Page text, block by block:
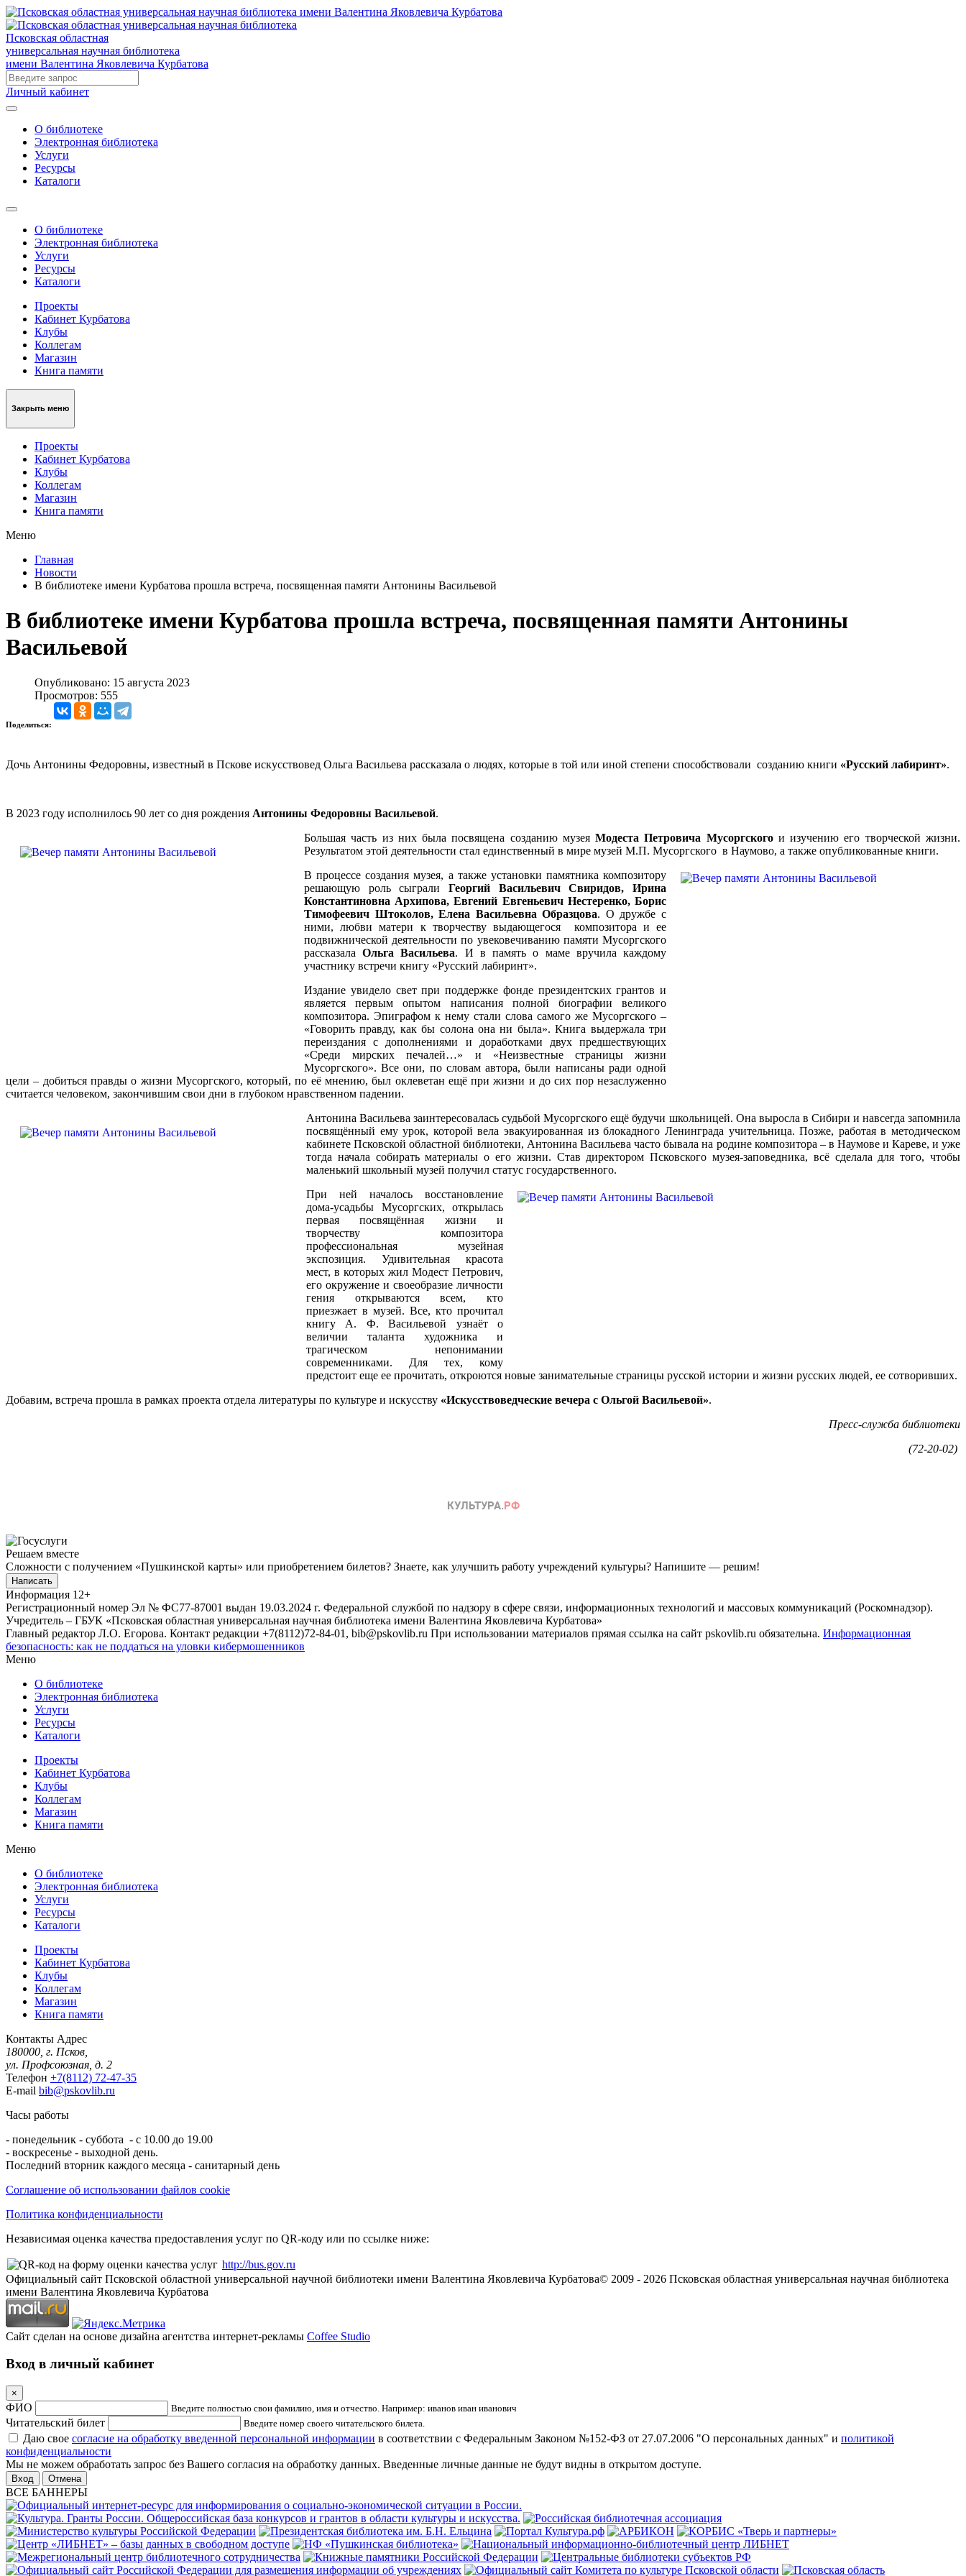
Псковская областная
универсальная научная библиотека
имени Валентина Яковлевича Курбатова
Личный кабинет
О библиотеке
Электронная библиотека
Услуги
Ресурсы
Каталоги
О библиотеке
Электронная библиотека
Услуги
Ресурсы
Каталоги
Проекты
Кабинет Курбатова
Клубы
Коллегам
Магазин
Книга памяти
Закрыть меню
Проекты
Кабинет Курбатова
Клубы
Коллегам
Магазин
Книга памяти
Меню
Главная
Новости
В библиотеке имени Курбатова прошла встреча, посвященная памяти Антонины Васильевой
В библиотеке имени Курбатова прошла встреча, посвященная памяти Антонины
Васильевой
Опубликовано: 15 августа 2023
Просмотров: 555
Поделиться:
Дочь Антонины Федоровны, известный в Пскове искусствовед Ольга Васильева рассказала о людях, которые в той или иной степени способствовали созданию книги «Русский лабиринт».
В 2023 году исполнилось 90 лет со дня рождения Антонины Федоровны Васильевой.
Большая часть из них была посвящена созданию музеяМодеста Петровича Мусоргскогои изучению его творческой жизни.
Результатом этой деятельности стал единственный в мире музей М.П. Мусоргского в Наумово, а также опубликованные книги.
В процессе создания музея, а также установки памятника композитору
решающую роль сыграли Георгий Васильевич Свиридов, Ирина
Константиновна Архипова, Евгений Евгеньевич Нестеренко, Борис
Тимофеевич Штоколов, Елена Васильевна Образцова. О дружбе с
ними, любви матери к творчеству выдающегося композитора и ее
подвижнической деятельности по увековечиванию памяти Мусоргского
рассказалаОльга Васильева. И в память о маме вручила каждому
участнику встречи книгу «Русский лабиринт».
Издание увидело свет при поддержке фонде президентских грантов и
является первым опытом написания полной биографии великого
композитора. Эпиграфом к нему стали слова самого же Мусоргского –
«Говорить правду, как бы солона она ни была». Книга выдержала три
переиздания с дополнениями и доработками двух предшествующих
«Среди мирских печалей…» и «Неизвестные страницы жизни
Мусоргского». Все они, по словам автора, были написаны ради одной
цели – добиться правды о жизни Мусоргского, который, по её мнению, был оклеветан ещё при жизни и до сих пор незаслуженно
считается человеком, закончившим свои дни в глубоком нравственном падении.
Антонина Васильева заинтересовалась судьбой Мусоргского ещё будучи школьницей. Она выросла в Сибири и навсегда запомнила
посвящённый ему урок, которой вела эвакуированная из блокадного Ленинграда учительница. Позже, работая в методическом
кабинете Псковской областной библиотеки, Антонина Васильева часто бывала на родине композитора – в Наумове и Кареве, и уже
тогда начала собирать материалы о его жизни. Став директором Псковского музея-заповедника, всё сделала для того, чтобы
маленький школьный музей получил статус государственного.
При ней началось восстановление
дома-усадьбы Мусоргских, открылась
первая посвящённая жизни и
творчеству композитора
профессиональная музейная
экспозиция. Удивительная красота
мест, в которых жил Модест Петрович,
его окружение и своеобразие личности
гения открываются всем, кто
приезжает в музей. Все, кто прочитал
книгу А. Ф. Васильевой узнаёт о
величии таланта художника и
трагическом непонимании
современниками. Для тех, кому
предстоит еще ее прочитать, откроются новые занимательные страницы русской истории и жизни русских людей, ее сотворивших.
Добавим, встреча прошла в рамках проекта отдела литературы по культуре и искусству «Искусствоведческие вечера с Ольгой Васильевой».
Пресс-служба библиотеки
(72-20-02)
Решаем вместе
Сложности с получением «Пушкинской карты» или приобретением билетов? Знаете, как улучшить работу учреждений культуры? Напишите — решим!
Написать
Информация 12+
Регистрационный номер Эл № ФС77-87001 выдан 19.03.2024 г. Федеральной службой по надзору в сфере связи, информационных технологий и массовых коммуникаций (Роскомнадзор).
Учредитель – ГБУК «Псковская областная универсальная научная библиотека имени Валентина Яковлевича Курбатова»
Главный редактор Л.О. Егорова. Контакт редакции +7(8112)72-84-01, bib@pskovlib.ru При использовании материалов прямая ссылка на сайт pskovlib.ru обязательна. Информационная
безопасность: как не поддаться на уловки кибермошенников
Меню
О библиотеке
Электронная библиотека
Услуги
Ресурсы
Каталоги
Проекты
Кабинет Курбатова
Клубы
Коллегам
Магазин
Книга памяти
Меню
О библиотеке
Электронная библиотека
Услуги
Ресурсы
Каталоги
Проекты
Кабинет Курбатова
Клубы
Коллегам
Магазин
Книга памяти
Контакты Адрес
180000, г. Псков,
ул. Профсоюзная, д. 2
Телефон +7(8112) 72-47-35
E-mail bib@pskovlib.ru
Часы работы
- понедельник - суббота - с 10.00 до 19.00
- воскресенье - выходной день.
Последний вторник каждого месяца - санитарный день
Соглашение об использовании файлов cookie
Политика конфиденциальности
Независимая оценка качества предоставления услуг по QR-коду или по ссылке ниже:
http://bus.gov.ru
Официальный сайт Псковской областной универсальной научной библиотеки имени Валентина Яковлевича Курбатова© 2009 - 2026 Псковская областная универсальная научная библиотека
имени Валентина Яковлевича Курбатова
Сайт сделан на основе дизайна агентства интернет-рекламы Coffee Studio
Вход в личный кабинет
×
ФИО Введите полностью свои фамилию, имя и отчество. Например: иванов иван иванович
Читательский билет Введите номер своего читательского билета.
Даю свое согласие на обработку введенной персональной информации в соответствии с Федеральным Законом №152-ФЗ от 27.07.2006 "О персональных данных" и политикой
конфиденциальности
Мы не можем обработать запрос без Вашего согласия на обработку данных. Введенные личные данные не будут видны в открытом доступе.
Отмена
ВСЕ БАННЕРЫ